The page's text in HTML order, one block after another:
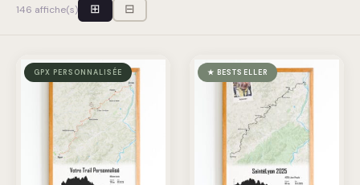
146 affiche(s) ⊞ ⊟
GPX PERSONNALISÉE ★ BESTSELLER